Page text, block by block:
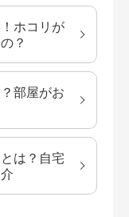
ホコリが
？
部屋がお
は？自宅